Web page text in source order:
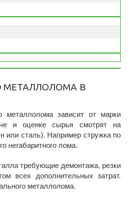
МЕТАЛЛОЛОМА В
металлолома зависит от марки
и оценке сырья смотрят на
или сталь). Например стружка по
негабаритного лома.
требующие демонтажа, резки
всех дополнительных затрат.
металлолома.